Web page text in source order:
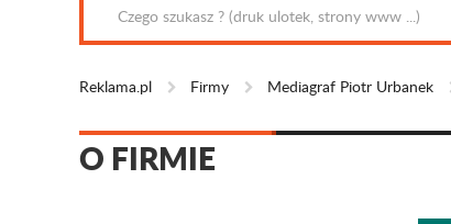
Reklama.pl Firmy Mediagraf Piotr Urbanek
O FIRMIE